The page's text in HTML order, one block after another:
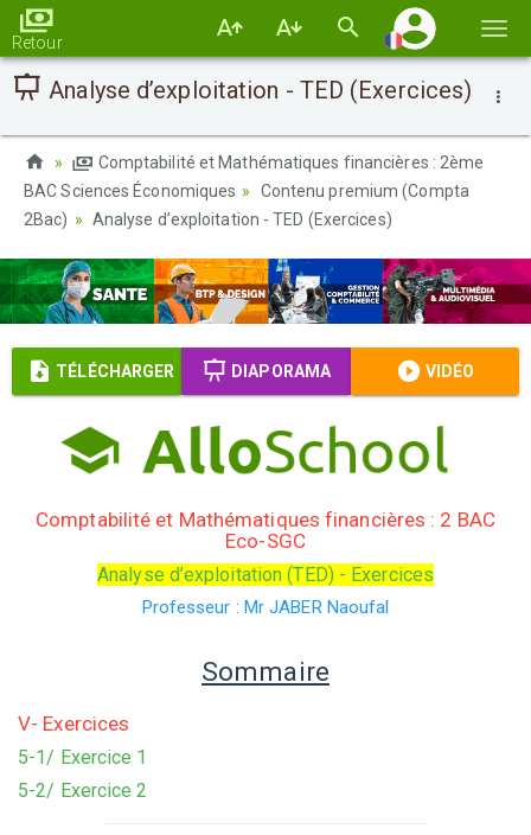
la
Retour
Analyse d’exploitation - TED (Exercices)
Comptabilité et Mathématiques financières : 2ème
BAC Sciences Économiques
Contenu premium (Compta
2Bac)
Analyse d’exploitation - TED (Exercices)
TÉLÉCHARGER DIAPORAMA VIDÉO
Comptabilité et Mathématiques financières : 2 BAC
Eco-SGC
Analyse d’exploitation (TED) - Exercices
Professeur : Mr JABER Naoufal
Sommaire
V- Exercices
5-1/ Exercice 1
5-2/ Exercice 2